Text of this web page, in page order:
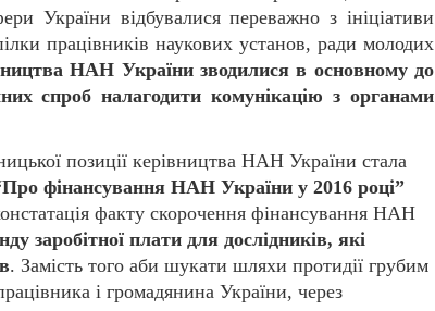
України відбувалися переважно з ініціативи
працівників наукових установ, ради молодих
НАН України зводилися в основному до
спроб налагодити комунікацію з органами
позиції керівництва НАН України стала
фінансування НАН України у 2016 році”
факту скорочення фінансування НАН
заробітної плати для дослідників, які
. Замість того аби шукати шляхи протидії грубим
і громадянина України, через